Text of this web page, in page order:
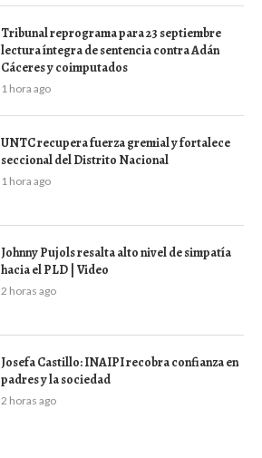
Tribunal reprograma para 23 septiembre
lectura íntegra de sentencia contra Adán
Cáceres y coimputados
1 hora ago
UNTC recupera fuerza gremial y fortalece
seccional del Distrito Nacional
1 hora ago
Johnny Pujols resalta alto nivel de simpatía
hacia el PLD | Video
2 horas ago
Josefa Castillo: INAIPI recobra confianza en
padres y la sociedad
2 horas ago